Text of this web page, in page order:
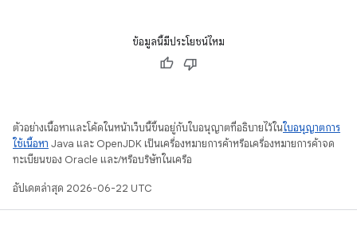
ข้อมูลนี้มีประโยชน์ไหม
ตัวอย่างเนื้อหาและโค้ดในหน้าเว็บนี้ขึ้นอยู่กับใบอนุญาตที่อธิบายไว้ในใบอนุญาตการ
ใช้เนื้อหา Java และ OpenJDK เป็นเครื่องหมายการค้าหรือเครื่องหมายการค้าจด
ทะเบียนของ Oracle และ/หรือบริษัทในเครือ
อัปเดตล่าสุด 2026-06-22 UTC